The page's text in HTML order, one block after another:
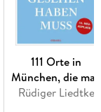
111 Orte in
München, die man
gesehen haben
Rüdiger Liedtke